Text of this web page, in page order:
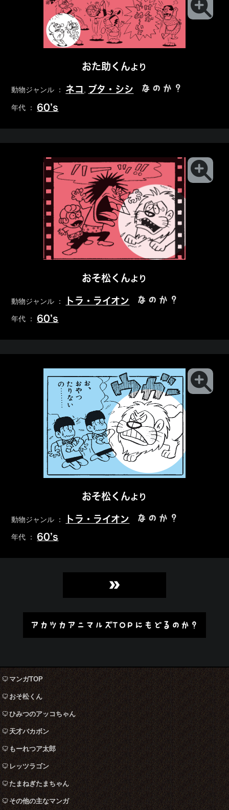
おた助くんより
動物ジャンル ： ネコ , ブタ・シシ なのか？
年代 ： 60’s
おそ松くんより
動物ジャンル ： トラ・ライオン なのか？
年代 ： 60’s
おそ松くんより
動物ジャンル ： トラ・ライオン なのか？
年代 ： 60’s
»
アカツカアニマルズTOPにもどるのか？
マンガTOP
おそ松くん
ひみつのアッコちゃん
天才バカボン
もーれつア太郎
レッツラゴン
たまねぎたまちゃん
その他の主なマンガ